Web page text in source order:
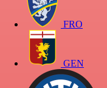
FRO
GEN